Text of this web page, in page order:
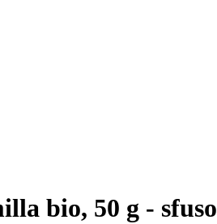
bio, 50 g - sfuso